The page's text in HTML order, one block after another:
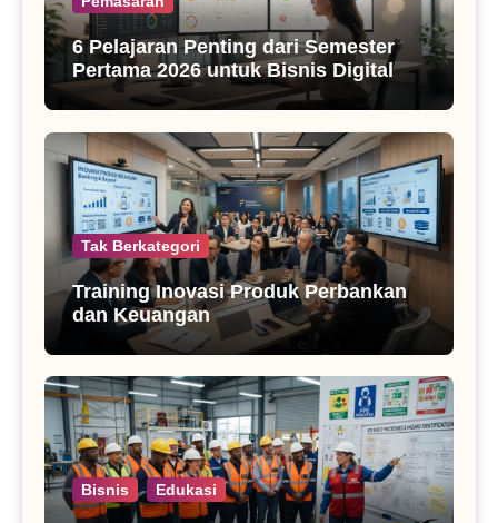
6 Pelajaran Penting dari Semester
Pertama 2026 untuk Bisnis Digital
Tak Berkategori
Training Inovasi Produk Perbankan
dan Keuangan
Bisnis Edukasi